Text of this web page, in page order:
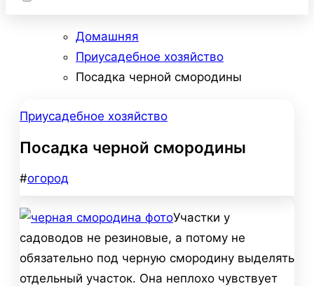
Домашняя
Приусадебное хозяйство
Посадка черной смородины
Приусадебное хозяйство
Посадка черной смородины
#огород
Участки у
садоводов не резиновые, а потому не
обязательно под черную смородину выделять
отдельный участок. Она неплохо чувствует